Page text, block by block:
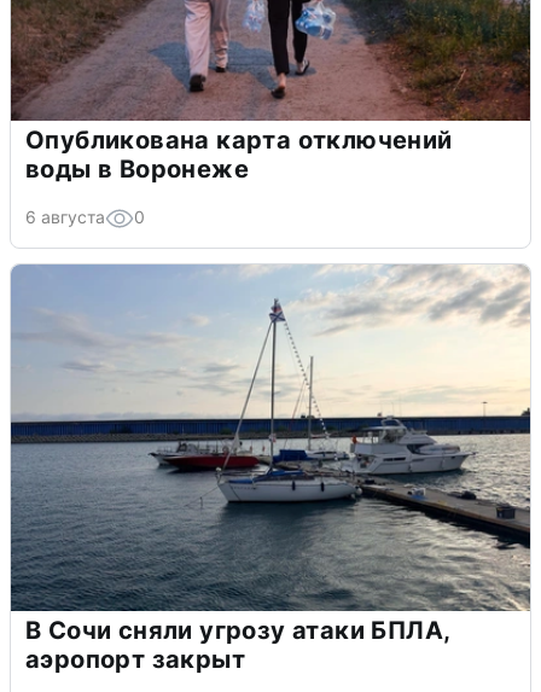
Опубликована карта отключений
воды в Воронеже
6 августа 0
В Сочи сняли угрозу атаки БПЛА,
аэропорт закрыт